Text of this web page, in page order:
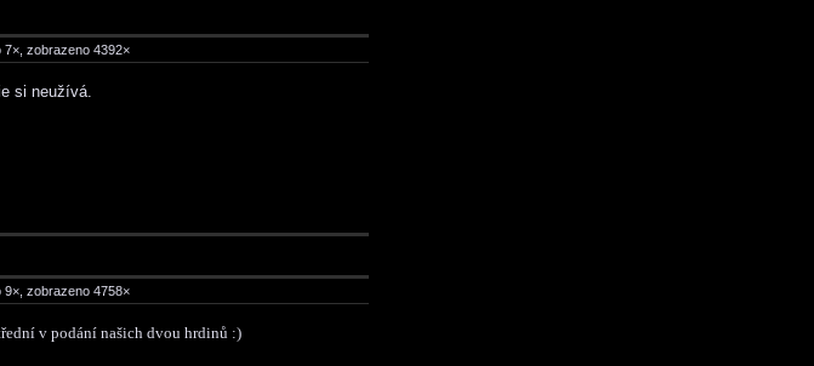
7×, zobrazeno 4392×
si neužívá.
9×, zobrazeno 4758×
v podání našich dvou hrdinů :)